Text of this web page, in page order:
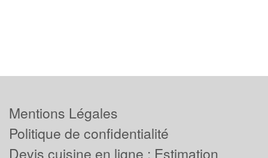
Mentions Légales
Politique de confidentialité
Devis cuisine en ligne : Estimation